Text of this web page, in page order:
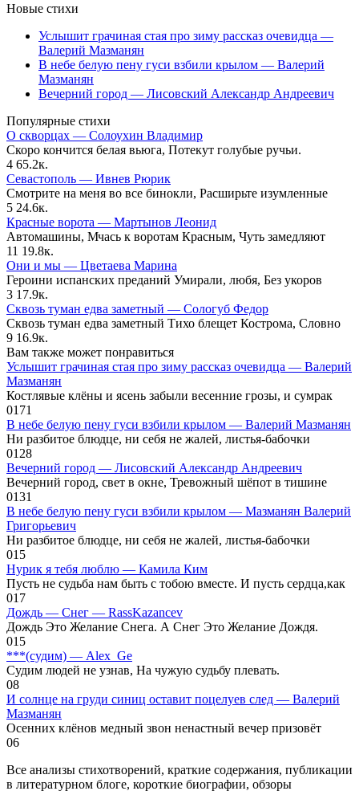
Новые стихи
Услышит грачиная стая про зиму рассказ очевидца —
Валерий Мазманян
В небе белую пену гуси взбили крылом — Валерий
Мазманян
Вечерний город — Лисовский Александр Андреевич
Популярные стихи
О скворцах — Солоухин Владимир
Скоро кончится белая вьюга, Потекут голубые ручьи.
4 65.2к.
Севастополь — Ивнев Рюрик
Смотрите на меня во все бинокли, Расширьте изумленные
5 24.6к.
Красные ворота — Мартынов Леонид
Автомашины, Мчась к воротам Красным, Чуть замедляют
11 19.8к.
Они и мы — Цветаева Марина
Героини испанских преданий Умирали, любя, Без укоров
3 17.9к.
Сквозь туман едва заметный — Сологуб Федор
Сквозь туман едва заметный Тихо блещет Кострома, Словно
9 16.9к.
Вам также может понравиться
Услышит грачиная стая про зиму рассказ очевидца — Валерий
Мазманян
Костлявые клёны и ясень забыли весенние грозы, и сумрак
0171
В небе белую пену гуси взбили крылом — Валерий Мазманян
Ни разбитое блюдце, ни себя не жалей, листья-бабочки
0128
Вечерний город — Лисовский Александр Андреевич
Вечерний город, свет в окне, Тревожный шёпот в тишине
0131
В небе белую пену гуси взбили крылом — Мазманян Валерий
Григорьевич
Ни разбитое блюдце, ни себя не жалей, листья-бабочки
015
Нурик я тебя люблю — Камила Ким
Пусть не судьба нам быть с тобою вместе. И пусть сердца,как
017
Дождь — Снег — RassKazancev
Дождь Это Желание Снега. А Снег Это Желание Дождя.
015
***(судим) — Alex_Ge
Судим людей не узнав, На чужую судьбу плевать.
08
И солнце на груди синиц оставит поцелуев след — Валерий
Мазманян
Осенних клёнов медный звон ненастный вечер призовёт
06
Все анализы стихотворений, краткие содержания, публикации
в литературном блоге, короткие биографии, обзоры